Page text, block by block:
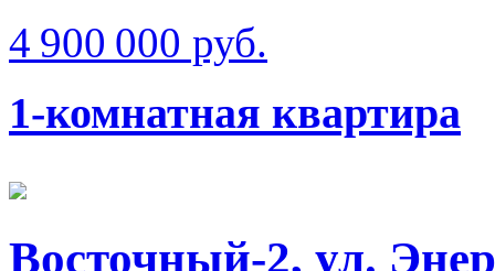
4 900 000 руб.
1-комнатная квартира
Восточный-2, ул.